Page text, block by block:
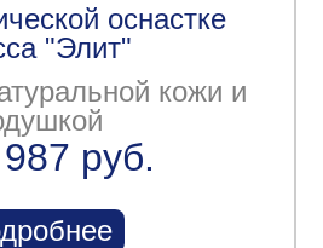
оснастке
"Элит"
кожи и
руб.